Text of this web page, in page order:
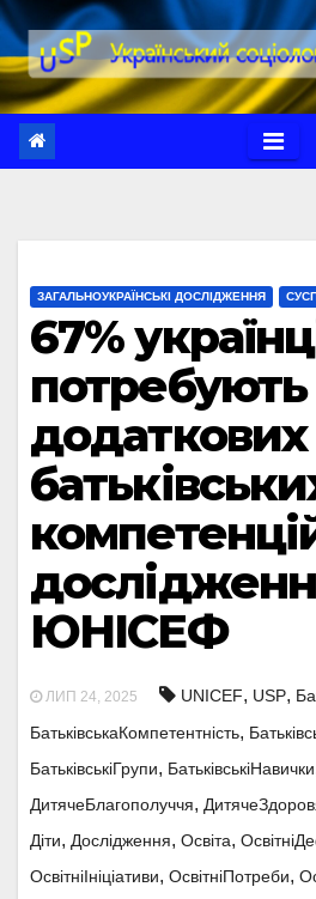
Перейти
до
вмісту
ЗАГАЛЬНОУКРАЇНСЬКІ ДОСЛІДЖЕННЯ
67%
потребують
додаткових
ЮНІСЕФ
ЛИП 24, 2025 UNICEF, USP,
БатьківськаКомпетентність,
БатьківськіГрупи, БатьківськіНавички
ДитячеБлагополуччя,
Діти, Дослідження, Освіта,
ОсвітніІніціативи, ОсвітніПотреби,